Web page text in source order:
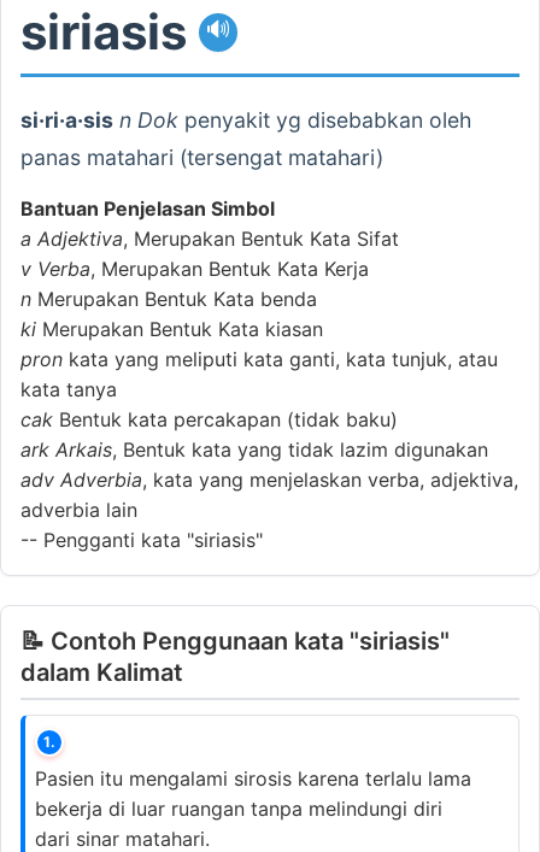
siriasis 🔊
si·ri·a·sis n Dok penyakit yg disebabkan oleh
panas matahari (tersengat matahari)
Bantuan Penjelasan Simbol
a Adjektiva, Merupakan Bentuk Kata Sifat
v Verba, Merupakan Bentuk Kata Kerja
n Merupakan Bentuk Kata benda
ki Merupakan Bentuk Kata kiasan
pron kata yang meliputi kata ganti, kata tunjuk, atau
kata tanya
cak Bentuk kata percakapan (tidak baku)
ark Arkais, Bentuk kata yang tidak lazim digunakan
adv Adverbia, kata yang menjelaskan verba, adjektiva,
adverbia lain
-- Pengganti kata "siriasis"
📝 Contoh Penggunaan kata "siriasis"
dalam Kalimat
1.
Pasien itu mengalami sirosis karena terlalu lama
bekerja di luar ruangan tanpa melindungi diri
dari sinar matahari.